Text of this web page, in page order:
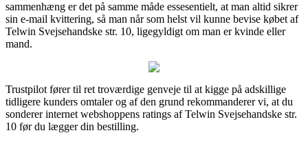
sammenhæng er det på samme måde essesentielt, at man altid sikrer
sin e-mail kvittering, så man når som helst vil kunne bevise købet af
Telwin Svejsehandske str. 10, ligegyldigt om man er kvinde eller
mand.
Trustpilot fører til ret troværdige genveje til at kigge på adskillige
tidligere kunders omtaler og af den grund rekommanderer vi, at du
sonderer internet webshoppens ratings af Telwin Svejsehandske str.
10 før du lægger din bestilling.